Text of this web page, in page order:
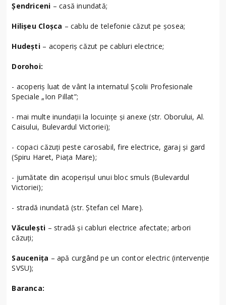
Șendriceni – casă inundată;
Hilișeu Cloșca – cablu de telefonie căzut pe șosea;
Hudești – acoperiș căzut pe cabluri electrice;
Dorohoi:
- acoperiș luat de vânt la internatul Școlii Profesionale
Speciale „Ion Pillat”;
- mai multe inundații la locuințe și anexe (str. Oborului, Al.
Caisului, Bulevardul Victoriei);
- copaci căzuți peste carosabil, fire electrice, garaj și gard
(Spiru Haret, Piața Mare);
- jumătate din acoperișul unui bloc smuls (Bulevardul
Victoriei);
- stradă inundată (str. Ștefan cel Mare).
Văculești – stradă și cabluri electrice afectate; arbori
căzuți;
Saucenița – apă curgând pe un contor electric (intervenție
SVSU);
Baranca: